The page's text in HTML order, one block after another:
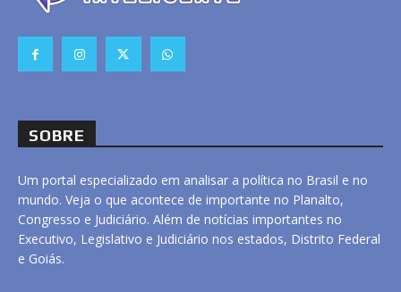
SOBRE
Um portal especializado em analisar a política no Brasil e no
mundo. Veja o que acontece de importante no Planalto,
Congresso e Judiciário. Além de notícias importantes no
Executivo, Legislativo e Judiciário nos estados, Distrito Federal
e Goiás.